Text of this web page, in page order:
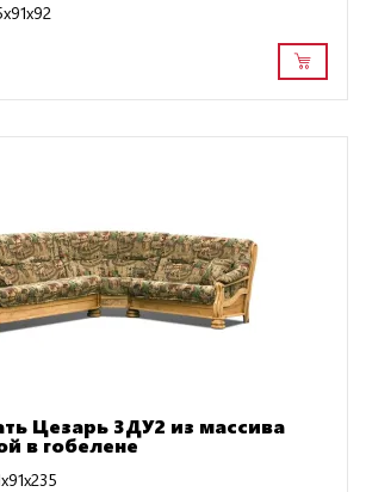
Цезарь 3ДУ2 из массива
в гобелене